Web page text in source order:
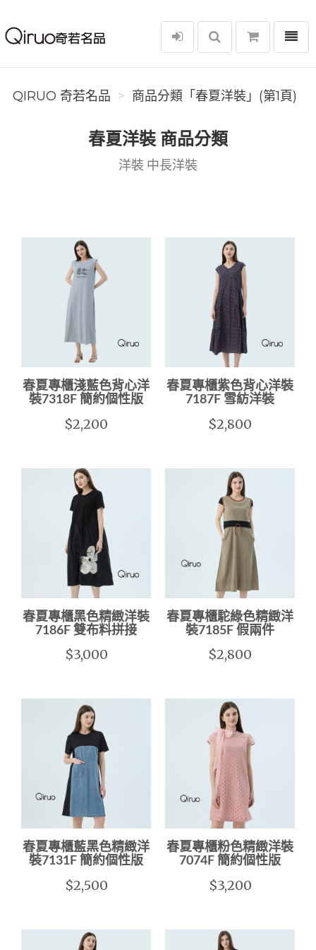
Qiruo 奇若名品
選單
QIRUO 奇若名品 商品分類「春夏洋裝」(第1頁)
春夏洋裝 商品分類
洋裝 中長洋裝
春夏專櫃淺藍色背心洋
裝7318F 簡約個性版
$2,200
春夏專櫃紫色背心洋裝
7187F 雪紡洋裝
$2,800
春夏專櫃黑色精緻洋裝
7186F 雙布料拼接
$3,000
春夏專櫃駝綠色精緻洋
裝7185F 假兩件
$2,800
春夏專櫃藍黑色精緻洋
裝7131F 簡約個性版
$2,500
春夏專櫃粉色精緻洋裝
7074F 簡約個性版
$3,200